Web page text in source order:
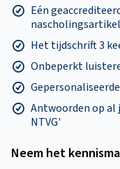
Eén
nascholingsartikel
Het tijdschrift 3
Onbeperkt
Antwoorden op al
NTVG'
Neem het